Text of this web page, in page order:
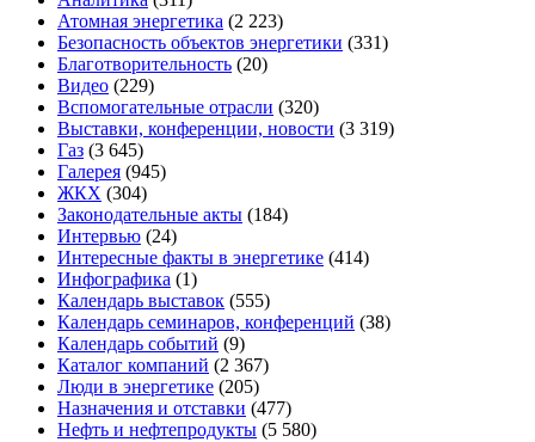
Атомная энергетика (2 223)
Безопасность объектов энергетики (331)
Благотворительность (20)
Видео (229)
Вспомогательные отрасли (320)
Выставки, конференции, новости (3 319)
Газ (3 645)
Галерея (945)
ЖКХ (304)
Законодательные акты (184)
Интервью (24)
Интересные факты в энергетике (414)
Инфографика (1)
Календарь выставок (555)
Календарь семинаров, конференций (38)
Календарь событий (9)
Каталог компаний (2 367)
Люди в энергетике (205)
Назначения и отставки (477)
Нефть и нефтепродукты (5 580)